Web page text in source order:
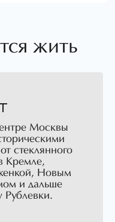
жить
Москвы
стеклянного
Кремле,
Новым
и дальше
Рублевки.